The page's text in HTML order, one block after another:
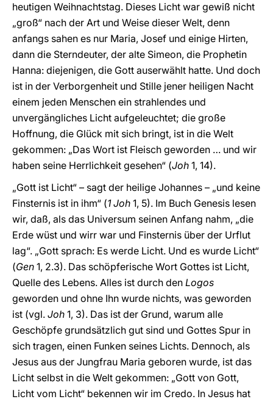
heutigen Weihnachtstag. Dieses Licht war gewiß nicht
„groß“ nach der Art und Weise dieser Welt, denn
anfangs sahen es nur Maria, Josef und einige Hirten,
dann die Sterndeuter, der alte Simeon, die Prophetin
Hanna: diejenigen, die Gott auserwählt hatte. Und doch
ist in der Verborgenheit und Stille jener heiligen Nacht
einem jeden Menschen ein strahlendes und
unvergängliches Licht aufgeleuchtet; die große
Hoffnung, die Glück mit sich bringt, ist in die Welt
gekommen: „Das Wort ist Fleisch geworden … und wir
haben seine Herrlichkeit gesehen“ (Joh 1, 14).
„Gott ist Licht“ – sagt der heilige Johannes – „und keine
Finsternis ist in ihm“ (1 Joh 1, 5). Im Buch Genesis lesen
wir, daß, als das Universum seinen Anfang nahm, „die
Erde wüst und wirr war und Finsternis über der Urflut
lag“. „Gott sprach: Es werde Licht. Und es wurde Licht“
(Gen 1, 2.3). Das schöpferische Wort Gottes ist Licht,
Quelle des Lebens. Alles ist durch den Logos
geworden und ohne Ihn wurde nichts, was geworden
ist (vgl. Joh 1, 3). Das ist der Grund, warum alle
Geschöpfe grundsätzlich gut sind und Gottes Spur in
sich tragen, einen Funken seines Lichts. Dennoch, als
Jesus aus der Jungfrau Maria geboren wurde, ist das
Licht selbst in die Welt gekommen: „Gott von Gott,
Licht vom Licht“ bekennen wir im Credo. In Jesus hat